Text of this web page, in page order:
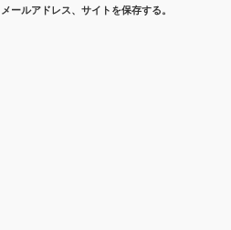
ールアドレス、サイトを保存する。